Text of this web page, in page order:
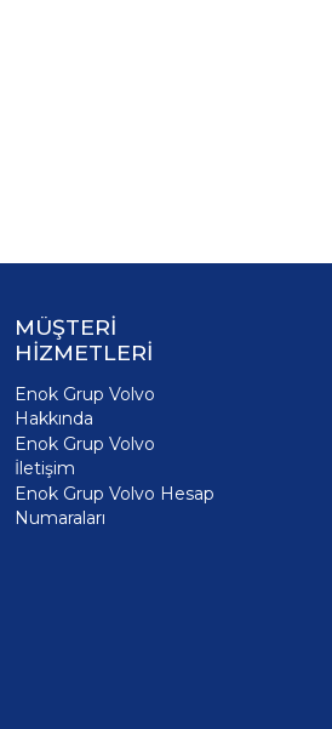
MÜŞTERİ
HİZMETLERİ
Enok Grup Volvo
Hakkında
Enok Grup Volvo
İletişim
Enok Grup Volvo Hesap
Numaraları